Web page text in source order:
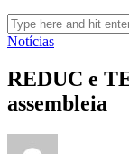
Notícias
REDUC e
assembleia